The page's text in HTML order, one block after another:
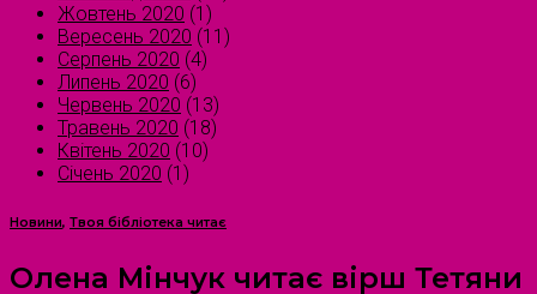
Жовтень 2020 (1)
Вересень 2020 (11)
Серпень 2020 (4)
Липень 2020 (6)
Червень 2020 (13)
Травень 2020 (18)
Квітень 2020 (10)
Січень 2020 (1)
Новини, Твоя бібліотека читає
Олена Мінчук читає вірш Тетяни